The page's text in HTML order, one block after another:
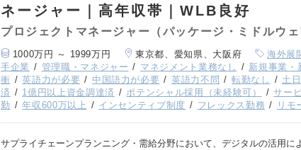
ネージャー｜高年収帯｜WLB良好
プロジェクトマネージャー（パッケージ・ミドルウェ
1000万円 ～ 1999万円 東京都、愛知県、大阪府 海外展
手企業
管理職・マネジャー マネジメント業務なし 新規事業・
衝
英語力が必要 中国語力が必要 英語力不問 転勤なし 土
済
1億円以上資金調達済 ポテンシャル採用（未経験可） サー
勤
年収600万以上 インセンティブ制度 フレックス勤務 リモ
サプライチェーンプランニング・需給分野において、デジタルの活用に